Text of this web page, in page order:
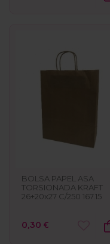
BOLSA PAPEL ASA
TORSIONADA KRAFT
26+20x27 C/250 167.15
0,30 €